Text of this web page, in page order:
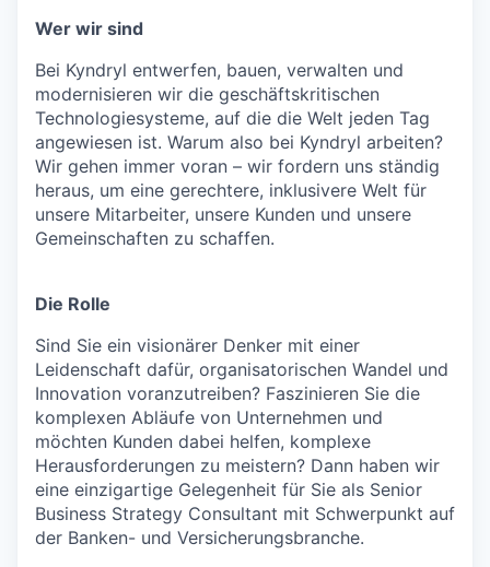
Wer wir sind
Bei Kyndryl entwerfen, bauen, verwalten und
modernisieren wir die geschäftskritischen
Technologiesysteme, auf die die Welt jeden Tag
angewiesen ist. Warum also bei Kyndryl arbeiten?
Wir gehen immer voran – wir fordern uns ständig
heraus, um eine gerechtere, inklusivere Welt für
unsere Mitarbeiter, unsere Kunden und unsere
Gemeinschaften zu schaffen.
Die Rolle
Sind Sie ein visionärer Denker mit einer
Leidenschaft dafür, organisatorischen Wandel und
Innovation voranzutreiben? Faszinieren Sie die
komplexen Abläufe von Unternehmen und
möchten Kunden dabei helfen, komplexe
Herausforderungen zu meistern? Dann haben wir
eine einzigartige Gelegenheit für Sie als Senior
Business Strategy Consultant mit Schwerpunkt auf
der Banken- und Versicherungsbranche.